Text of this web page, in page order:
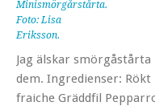
Jag älskar
dem. Ingredienser:
fraiche Gräddfil